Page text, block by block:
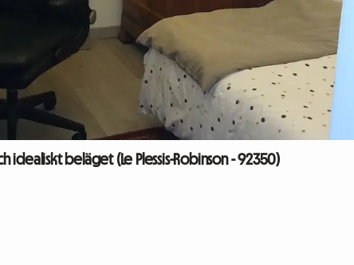
idealiskt beläget (Le Plessis-Robinson - 92350)